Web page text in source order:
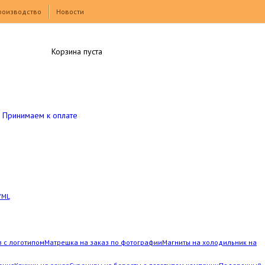
Новости
с логотипомМатрешка на заказ по фотографииМагниты на холодильник на
Принимаем к оплате
Корзина пуста